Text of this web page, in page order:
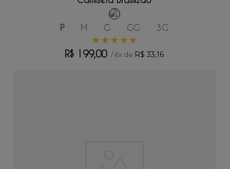
P M G GG 3G
★★★★★
R$ 199,00 /6x de R$ 33,16